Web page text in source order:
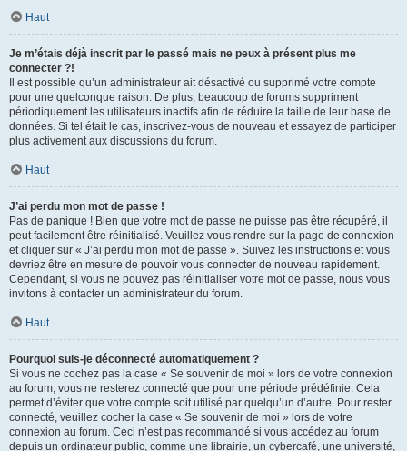
Haut
Je m’étais déjà inscrit par le passé mais ne peux à présent plus me
connecter ?!
Il est possible qu’un administrateur ait désactivé ou supprimé votre compte
pour une quelconque raison. De plus, beaucoup de forums suppriment
périodiquement les utilisateurs inactifs afin de réduire la taille de leur base de
données. Si tel était le cas, inscrivez-vous de nouveau et essayez de participer
plus activement aux discussions du forum.
Haut
J’ai perdu mon mot de passe !
Pas de panique ! Bien que votre mot de passe ne puisse pas être récupéré, il
peut facilement être réinitialisé. Veuillez vous rendre sur la page de connexion
et cliquer sur « J’ai perdu mon mot de passe ». Suivez les instructions et vous
devriez être en mesure de pouvoir vous connecter de nouveau rapidement.
Cependant, si vous ne pouvez pas réinitialiser votre mot de passe, nous vous
invitons à contacter un administrateur du forum.
Haut
Pourquoi suis-je déconnecté automatiquement ?
Si vous ne cochez pas la case « Se souvenir de moi » lors de votre connexion
au forum, vous ne resterez connecté que pour une période prédéfinie. Cela
permet d’éviter que votre compte soit utilisé par quelqu’un d’autre. Pour rester
connecté, veuillez cocher la case « Se souvenir de moi » lors de votre
connexion au forum. Ceci n’est pas recommandé si vous accédez au forum
depuis un ordinateur public, comme une librairie, un cybercafé, une université,